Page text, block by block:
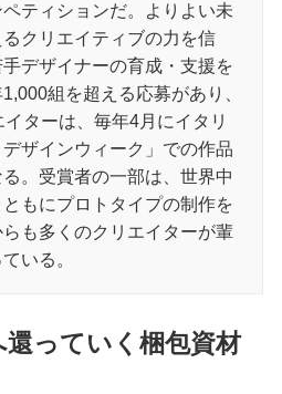
ティションだ。よりよい未
クリエイティブの力を信
デザイナーの育成・支援を
組を超える応募があり、
ターは、毎年4月にイタリ
ザインウィーク」での作品
。受賞者の一部は、世界中
もにプロトタイプの制作を
も多くのクリエイターが輩
いる。
っていく梱包資材